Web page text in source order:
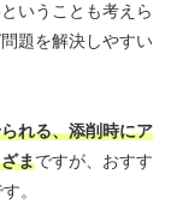
いうことも考えら
題を解決しやすい
れる、添削時にア
まですが、おすす
。